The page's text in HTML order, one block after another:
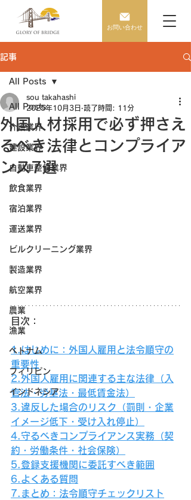
お問い合わせ
記事
All Posts
介護業界
建設業界
自動車整備業界
飲食業界
宿泊業界
運送業界
ビルクリーニング業界
製造業界
航空業界
農業
漁業
ベトナム
フィリピン
インドネシア
All Posts
外国人材採用で必ず押さえ
るべき法律とコンプライア
ンス7選
sou takahashi
2025年10月3日 読了時間: 11分
目次：
1.はじめに：外国人雇用と法令順守の
重要性
2.外国人雇用に関連する主な法律（入
管法・労基法・最低賃金法）
3.違反した場合のリスク（罰則・企業
イメージ低下・受け入れ停止）
4.守るべきコンプライアンス実務（契
約・労働条件・社会保険）
5.登録支援機関に委託すべき範囲
6.よくある質問
7.まとめ：法令順守チェックリスト